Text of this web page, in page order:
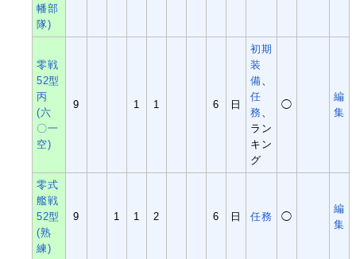
幡部
隊)
零戦
52型
丙
(六
〇一
空)
9 1 1 6 日
初期
装
備、
任
務、
ラン
キン
グ
◯
編
集
零式
艦戦
52型
(熟
練)
9 1 1 2 6 日 任務 ◯
編
集